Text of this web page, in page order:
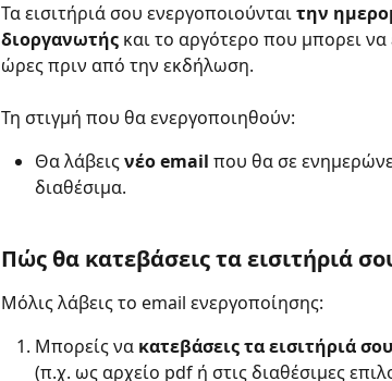
Τα εισιτήριά σου ενεργοποιούνται την
διοργανωτής και το αργότερο που μπορει να
ώρες πριν από την εκδήλωση.
Τη στιγμή που θα ενεργοποιηθούν:
Θα λάβεις νέο email που θα σε
διαθέσιμα.
Πώς θα κατεβάσεις τα εισιτήριά
Μόλις λάβεις το email ενεργοποίησης:
Μπορείς να κατεβάσεις τα εισιτήριά
(π.χ. ως αρχείο pdf ή στις διαθέσιμες